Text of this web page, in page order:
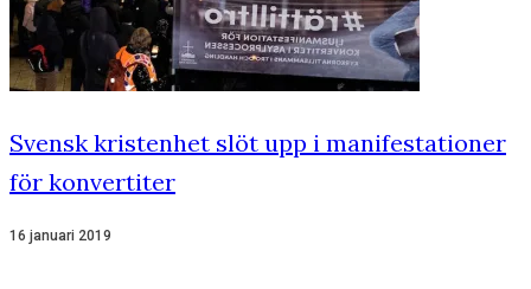
Svensk kristenhet slöt upp i manifestationer
för konvertiter
16 januari 2019